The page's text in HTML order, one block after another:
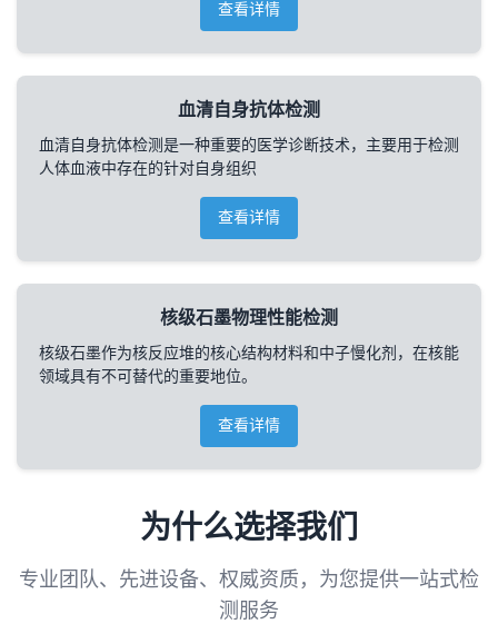
查看详情
血清自身抗体检测
血清自身抗体检测是一种重要的医学诊断技术，主要用于检测
人体血液中存在的针对自身组织
查看详情
核级石墨物理性能检测
核级石墨作为核反应堆的核心结构材料和中子慢化剂，在核能
领域具有不可替代的重要地位。
查看详情
为什么选择我们
专业团队、先进设备、权威资质，为您提供一站式检
测服务